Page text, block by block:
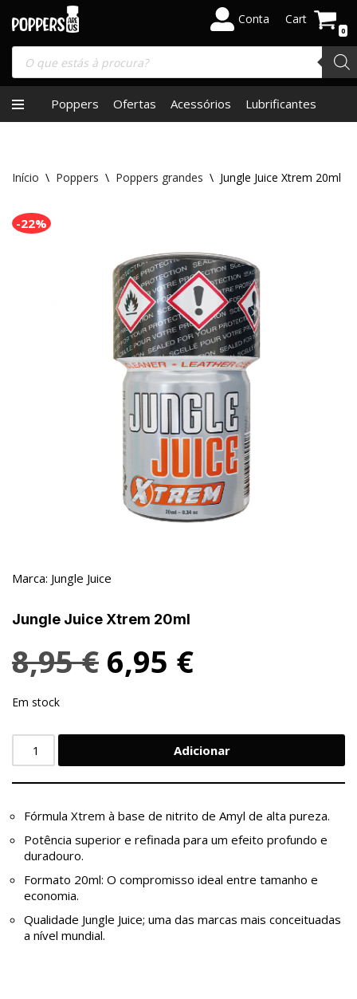
content
Conta Cart
0
Poppers Ofertas Acessórios Lubrificantes
Início \ Poppers \ Poppers grandes \ Jungle Juice Xtrem 20ml
-22%
Marca: Jungle Juice
Jungle Juice Xtrem 20ml
8,95€ 6,95 €
Em stock
Adicionar
Fórmula Xtrem à base de nitrito de Amyl de alta pureza.
Potência superior e refinada para um efeito profundo e
duradouro.
Formato 20ml: O compromisso ideal entre tamanho e
economia.
Qualidade Jungle Juice; uma das marcas mais conceituadas
a nível mundial.